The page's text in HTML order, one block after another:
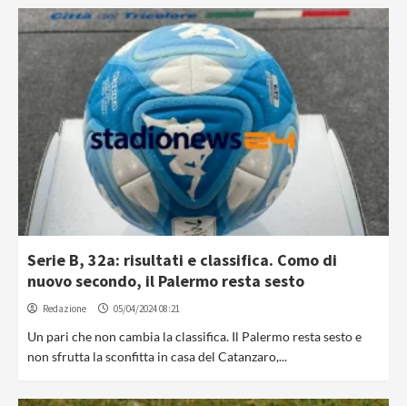
Serie B, 32a: risultati e classifica. Como di
nuovo secondo, il Palermo resta sesto
Redazione 05/04/2024 08:21
Un pari che non cambia la classifica. Il Palermo resta sesto e
non sfrutta la sconfitta in casa del Catanzaro,...